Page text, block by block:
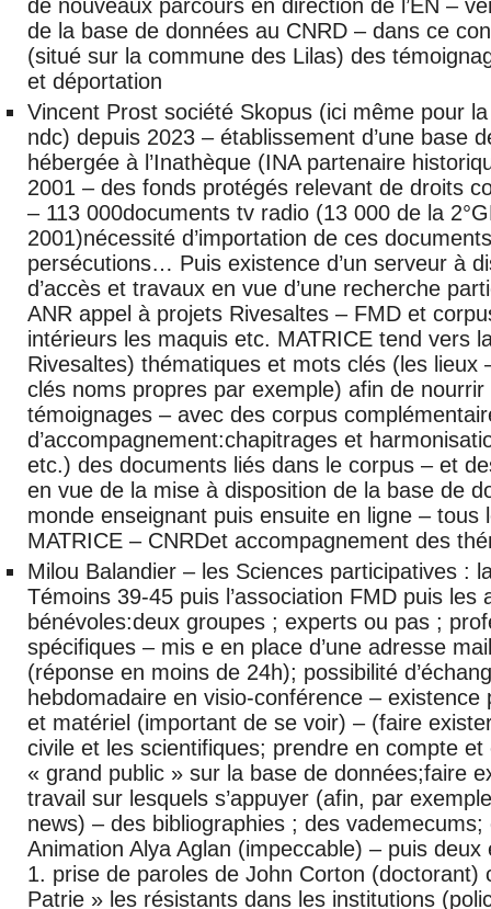
de nouveaux parcours en direction de l’EN –
de la base de données au CNRD – dans ce
(situé sur la commune des Lilas) des
et déportation
Vincent Prost société Skopus (ici même pour
ndc) depuis 2023 – établissement d’une base
hébergée à l’Inathèque (INA partenaire
2001 – des fonds protégés relevant de droits
– 113 000documents tv radio (13 000 de la
2001)nécessité d’importation de ces
persécutions… Puis existence d’un serveur à
d’accès et travaux en vue d’une recherche
ANR appel à projets Rivesaltes – FMD et
intérieurs les maquis etc. MATRICE tend vers
Rivesaltes) thématiques et mots clés (les lieux
clés noms propres par exemple) afin de
témoignages – avec des corpus
d’accompagnement:chapitrages et
etc.) des documents liés dans le corpus – et
en vue de la mise à disposition de la base de
monde enseignant puis ensuite en ligne – tous
MATRICE – CNRDet accompagnement des
Milou Balandier – les Sciences participatives :
Témoins 39-45 puis l’association FMD puis les
bénévoles:deux groupes ; experts ou pas ;
spécifiques – mis e en place d’une adresse
(réponse en moins de 24h); possibilité
hebdomadaire en visio-conférence – existence
et matériel (important de se voir) – (faire
civile et les scientifiques; prendre en compte
« grand public » sur la base de données;faire
travail sur lesquels s’appuyer (afin, par
news) – des bibliographies ; des vademecums;
Animation Alya Aglan (impeccable) – puis deux
1. prise de paroles de John Corton (doctorant)
Patrie » les résistants dans les institutions